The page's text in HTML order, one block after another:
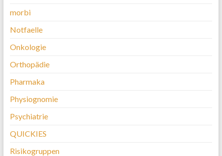
morbi
Notfaelle
Onkologie
Orthopädie
Pharmaka
Physiognomie
Psychiatrie
QUICKIES
Risikogruppen